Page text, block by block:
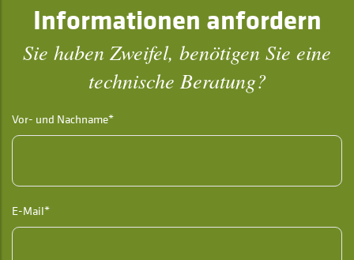
Informationen anfordern
Sie haben Zweifel, benötigen Sie eine
technische Beratung?
Vor- und Nachname*
E-Mail*